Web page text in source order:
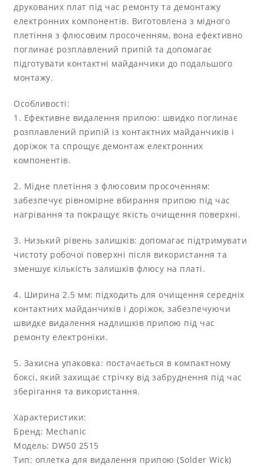
друкованих плат під час ремонту та демонтажу
електронних компонентів. Виготовлена з мідного
плетіння з флюсовим просоченням, вона ефективно
поглинає розплавлений припій та допомагає
підготувати контактні майданчики до подальшого
монтажу.
Особливості:
1. Ефективне видалення припою: швидко поглинає
розплавлений припій із контактних майданчиків і
доріжок та спрощує демонтаж електронних
компонентів.
2. Мідне плетіння з флюсовим просоченням:
забезпечує рівномірне вбирання припою під час
нагрівання та покращує якість очищення поверхні.
3. Низький рівень залишків: допомагає підтримувати
чистоту робочої поверхні після використання та
зменшує кількість залишків флюсу на платі.
4. Ширина 2.5 мм: підходить для очищення середніх
контактних майданчиків і доріжок, забезпечуючи
швидке видалення надлишків припою під час
ремонту електроніки.
5. Захисна упаковка: постачається в компактному
боксі, який захищає стрічку від забруднення під час
зберігання та використання.
Характеристики:
Бренд: Mechanic
Модель: DW50 2515
Тип: оплетка для видалення припою (Solder Wick)